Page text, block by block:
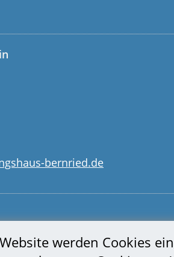
werden Cookies
bernried.de